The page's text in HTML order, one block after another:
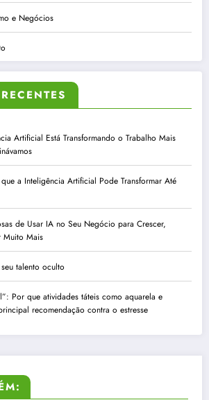
e Negócios
Artificial Está Transformando o Trabalho Mais
a Inteligência Artificial Pode Transformar Até
de Usar IA no Seu Negócio para Crescer,
Muito Mais
talento oculto
Por que atividades táteis como aquarela e
recomendação contra o estresse